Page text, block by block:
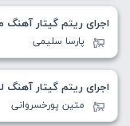
اجرای ریتم گیتار آهنگ
پارسا سلیمی
اجرای ریتم گیتار
متین پورخسروانی